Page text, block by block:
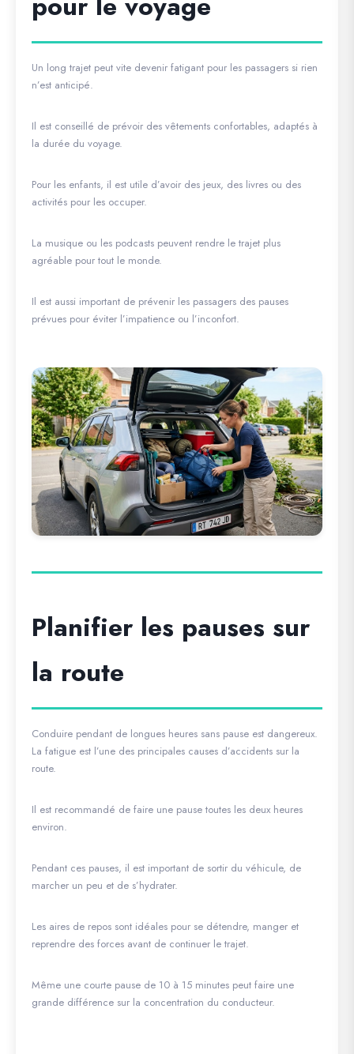
Un long trajet peut vite devenir fatigant pour les passagers si rien
n’est anticipé.
Il est conseillé de prévoir des vêtements confortables, adaptés à
la durée du voyage.
Pour les enfants, il est utile d’avoir des jeux, des livres ou des
activités pour les occuper.
La musique ou les podcasts peuvent rendre le trajet plus
agréable pour tout le monde.
Il est aussi important de prévenir les passagers des pauses
prévues pour éviter l’impatience ou l’inconfort.
Planifier les pauses sur
la route
Conduire pendant de longues heures sans pause est dangereux.
La fatigue est l’une des principales causes d’accidents sur la
route.
Il est recommandé de faire une pause toutes les deux heures
environ.
Pendant ces pauses, il est important de sortir du véhicule, de
marcher un peu et de s’hydrater.
Les aires de repos sont idéales pour se détendre, manger et
reprendre des forces avant de continuer le trajet.
Même une courte pause de 10 à 15 minutes peut faire une
grande différence sur la concentration du conducteur.